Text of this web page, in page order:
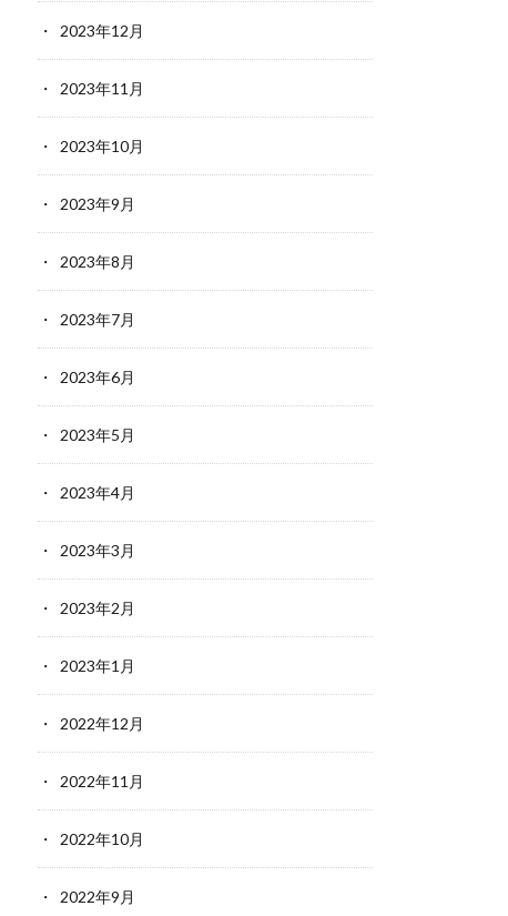
2023年12月
2023年11月
2023年10月
2023年9月
2023年8月
2023年7月
2023年6月
2023年5月
2023年4月
2023年3月
2023年2月
2023年1月
2022年12月
2022年11月
2022年10月
2022年9月